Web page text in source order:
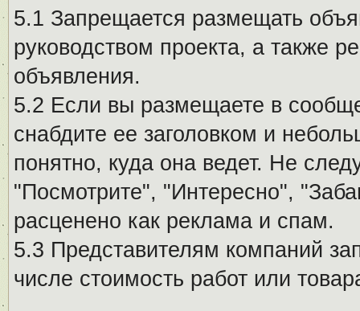
5.1 Запрещается размещать
руководством проекта, а также
объявления.
5.2 Если вы размещаете в
снабдите ее заголовком и
понятно, куда она ведет. Не
"Посмотрите", "Интересно",
расценено как реклама и спам.
5.3 Представителям компаний
числе стоимость работ или